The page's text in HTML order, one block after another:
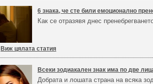
6 знака, че сте били емоционално
Как се отразявя днес
Виж цялата статия
Всеки зодиакален знак има по две
Добрата и лошата страна на всяка